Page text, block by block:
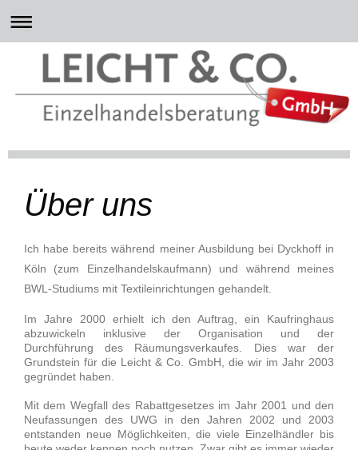
Über uns
Ich habe bereits während meiner Ausbildung bei Dyckhoff in
Köln (zum Einzelhandelskaufmann) und während meines
BWL-Studiums mit Textileinrichtungen gehandelt.
Im Jahre 2000 erhielt ich den Auftrag, ein Kaufringhaus
abzuwickeln inklusive der Organisation und der
Durchführung des Räumungsverkaufes. Dies war der
Grundstein für die Leicht & Co. GmbH, die wir im Jahr 2003
gegründet haben.
Mit dem Wegfall des Rabattgesetzes im Jahr 2001 und den
Neufassungen des UWG in den Jahren 2002 und 2003
entstanden neue Möglichkeiten, die viele Einzelhändler bis